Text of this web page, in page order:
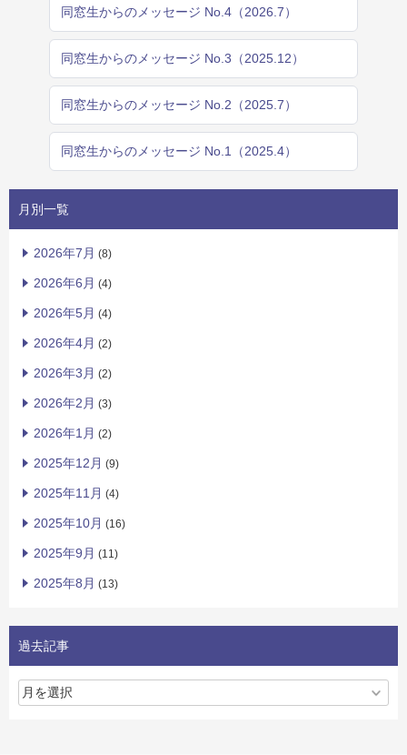
同窓生からのメッセージ No.4（2026.7）
同窓生からのメッセージ No.3（2025.12）
同窓生からのメッセージ No.2（2025.7）
同窓生からのメッセージ No.1（2025.4）
月別一覧
2026年7月 (8)
2026年6月 (4)
2026年5月 (4)
2026年4月 (2)
2026年3月 (2)
2026年2月 (3)
2026年1月 (2)
2025年12月 (9)
2025年11月 (4)
2025年10月 (16)
2025年9月 (11)
2025年8月 (13)
過去記事